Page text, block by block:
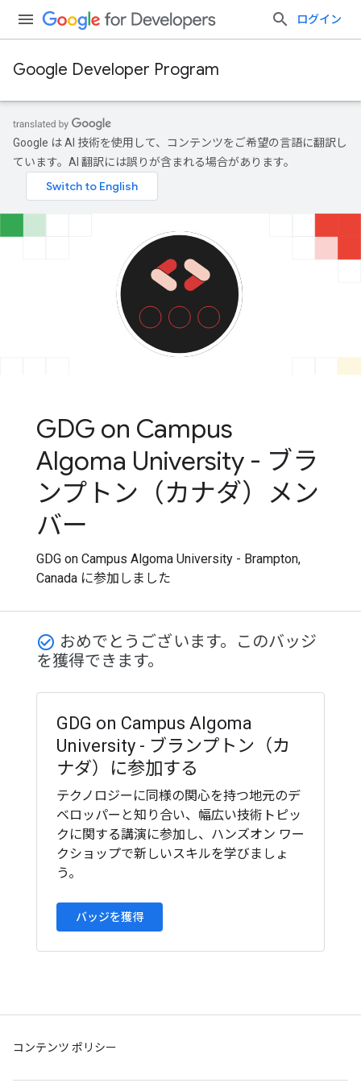
ログイン
Google Developer Program
Google は AI 技術を使用して、コンテンツをご希望の言語に翻訳し
ています。AI 翻訳には誤りが含まれる場合があります。
GDG on Campus
Algoma University - ブラ
ンプトン（カナダ）メン
バー
GDG on Campus Algoma University - Brampton,
Canada に参加しました
check_circle_outline おめでとうございます。このバッジ
を獲得できます。
GDG on Campus Algoma
University - ブランプトン（カ
ナダ）に参加する
テクノロジーに同様の関心を持つ地元のデ
ベロッパーと知り合い、幅広い技術トピッ
クに関する講演に参加し、ハンズオン ワー
クショップで新しいスキルを学びましょ
う。
バッジを獲得
コンテンツ ポリシー